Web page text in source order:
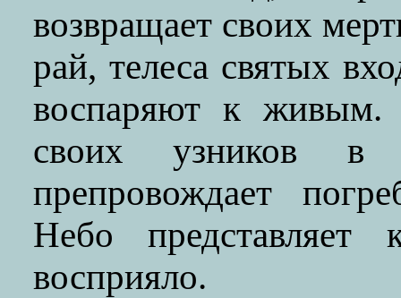
возвращает своих
рай, телеса святых
воспаряют к живым.
своих узников в
препровождает
Небо
восприяло.